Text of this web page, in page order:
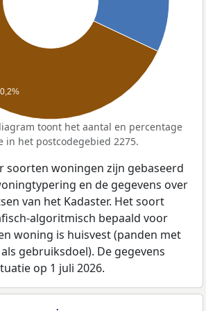
toont het aantal en percentage
in het postcodegebied 2275.
soorten woningen zijn gebaseerd
en de gegevens over
van het Kadaster. Het soort
algoritmisch bepaald voor
woning is huisvest (panden met
gebruiksdoel). De gegevens
op 1 juli 2026.